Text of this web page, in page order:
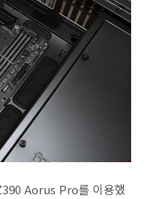
Aorus Pro를 이용했